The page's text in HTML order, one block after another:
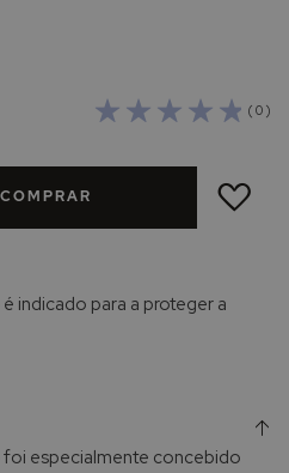
( 0 )
COMPRAR
ADICIONAR
LISTA
é indicado para a proteger a
foi especialmente concebido